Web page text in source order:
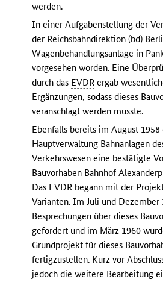
werden.
–
In einer Aufgabenstellung der
der Reichsbahndirektion (bd)
Wagenbehandlungsanlage in
vorgesehen worden. Eine
durch das EVDR ergab
Ergänzungen, sodass dieses
veranschlagt werden musste.
–
Ebenfalls bereits im August 1958
Hauptverwaltung Bahnanlagen
Verkehrswesen eine bestätigte
Bauvorhaben Bahnhof
Das EVDR begann mit der
Varianten. Im Juli und Dezember
Besprechungen über dieses
gefordert und im März 1960
Grundprojekt für dieses
fertigzustellen. Kurz vor
jedoch die weitere Bearbeitung